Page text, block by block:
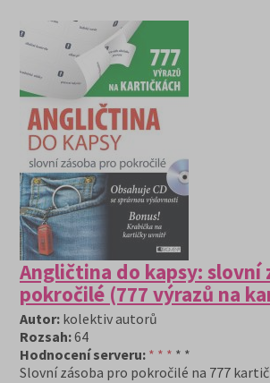
Angličtina do kapsy: slovní
pokročilé (777 výrazů na
Autor: kolektiv autorů
Rozsah:64
Hodnocení serveru: * * * * *
Slovní zásoba pro pokročilé na 777